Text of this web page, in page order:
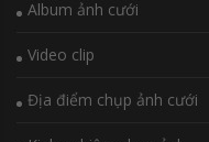
Album ảnh cưới
Video clip
Địa điểm chụp ảnh cưới